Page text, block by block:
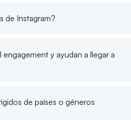
de Instagram?
y ayudan a llegar a
de países o géneros